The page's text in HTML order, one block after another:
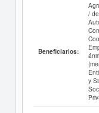
Beneficiarios:
/
y